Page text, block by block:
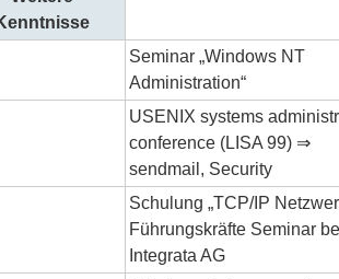
Seminar „Windows NT
Administration“
USENIX systems
conference (LISA 99) ⇒
sendmail, Security
Schulung „TCP/IP
Führungskräfte Seminar
Integrata AG